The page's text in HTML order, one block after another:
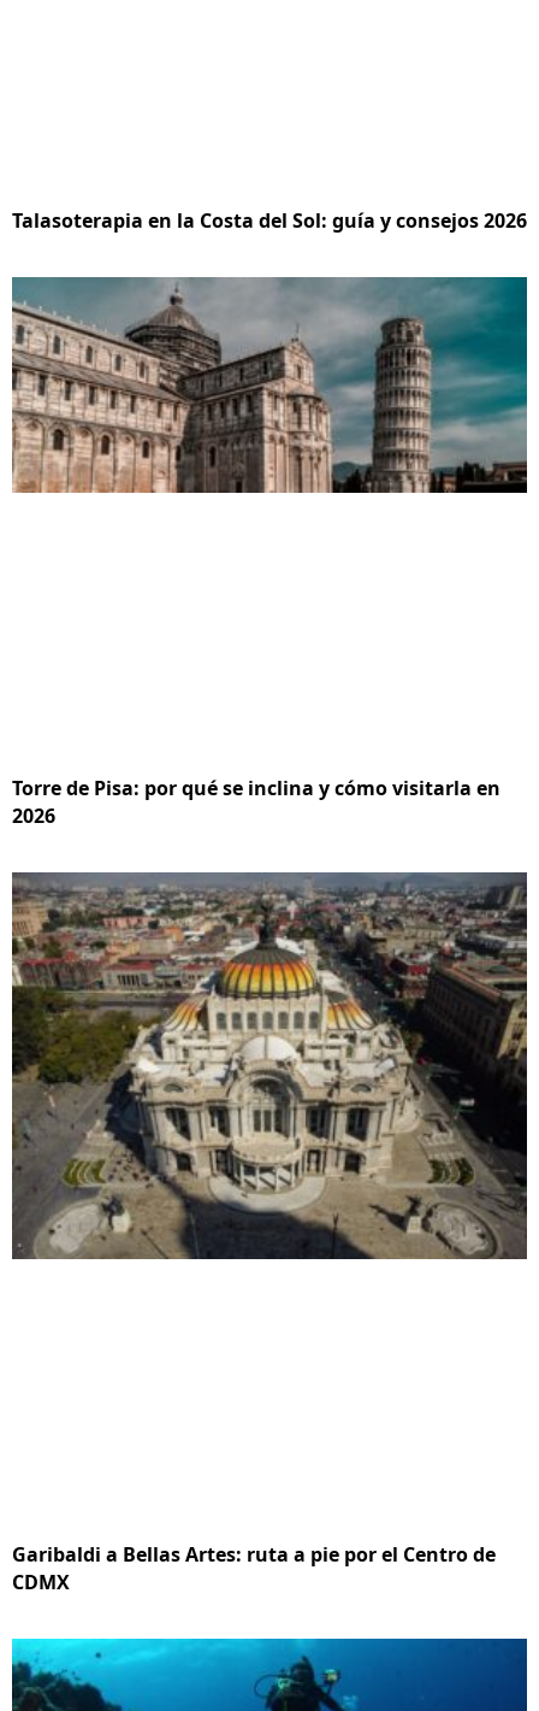
Talasoterapia en la Costa del Sol: guía y consejos 2026
Torre de Pisa: por qué se inclina y cómo visitarla en
2026
Garibaldi a Bellas Artes: ruta a pie por el Centro de
CDMX